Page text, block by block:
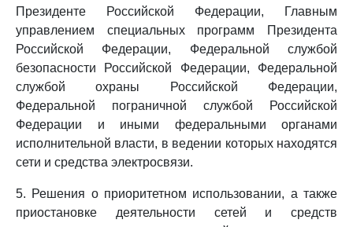
Президенте Российской Федерации, Главным
управлением специальных программ Президента
Российской Федерации, Федеральной службой
безопасности Российской Федерации, Федеральной
службой охраны Российской Федерации,
Федеральной пограничной службой Российской
Федерации и иными федеральными органами
исполнительной власти, в ведении которых находятся
сети и средства электросвязи.
5. Решения о приоритетном использовании, а также
приостановке деятельности сетей и средств